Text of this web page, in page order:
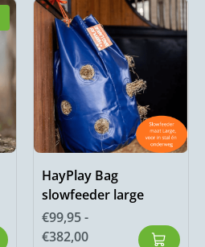
HayPlay Bag
slowfeeder large
€99,95-
€382,00